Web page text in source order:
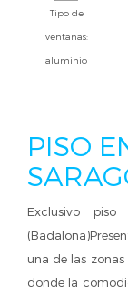
Tipo de
ventanas:
aluminio
PISO
Exclusivo
una de las
donde la